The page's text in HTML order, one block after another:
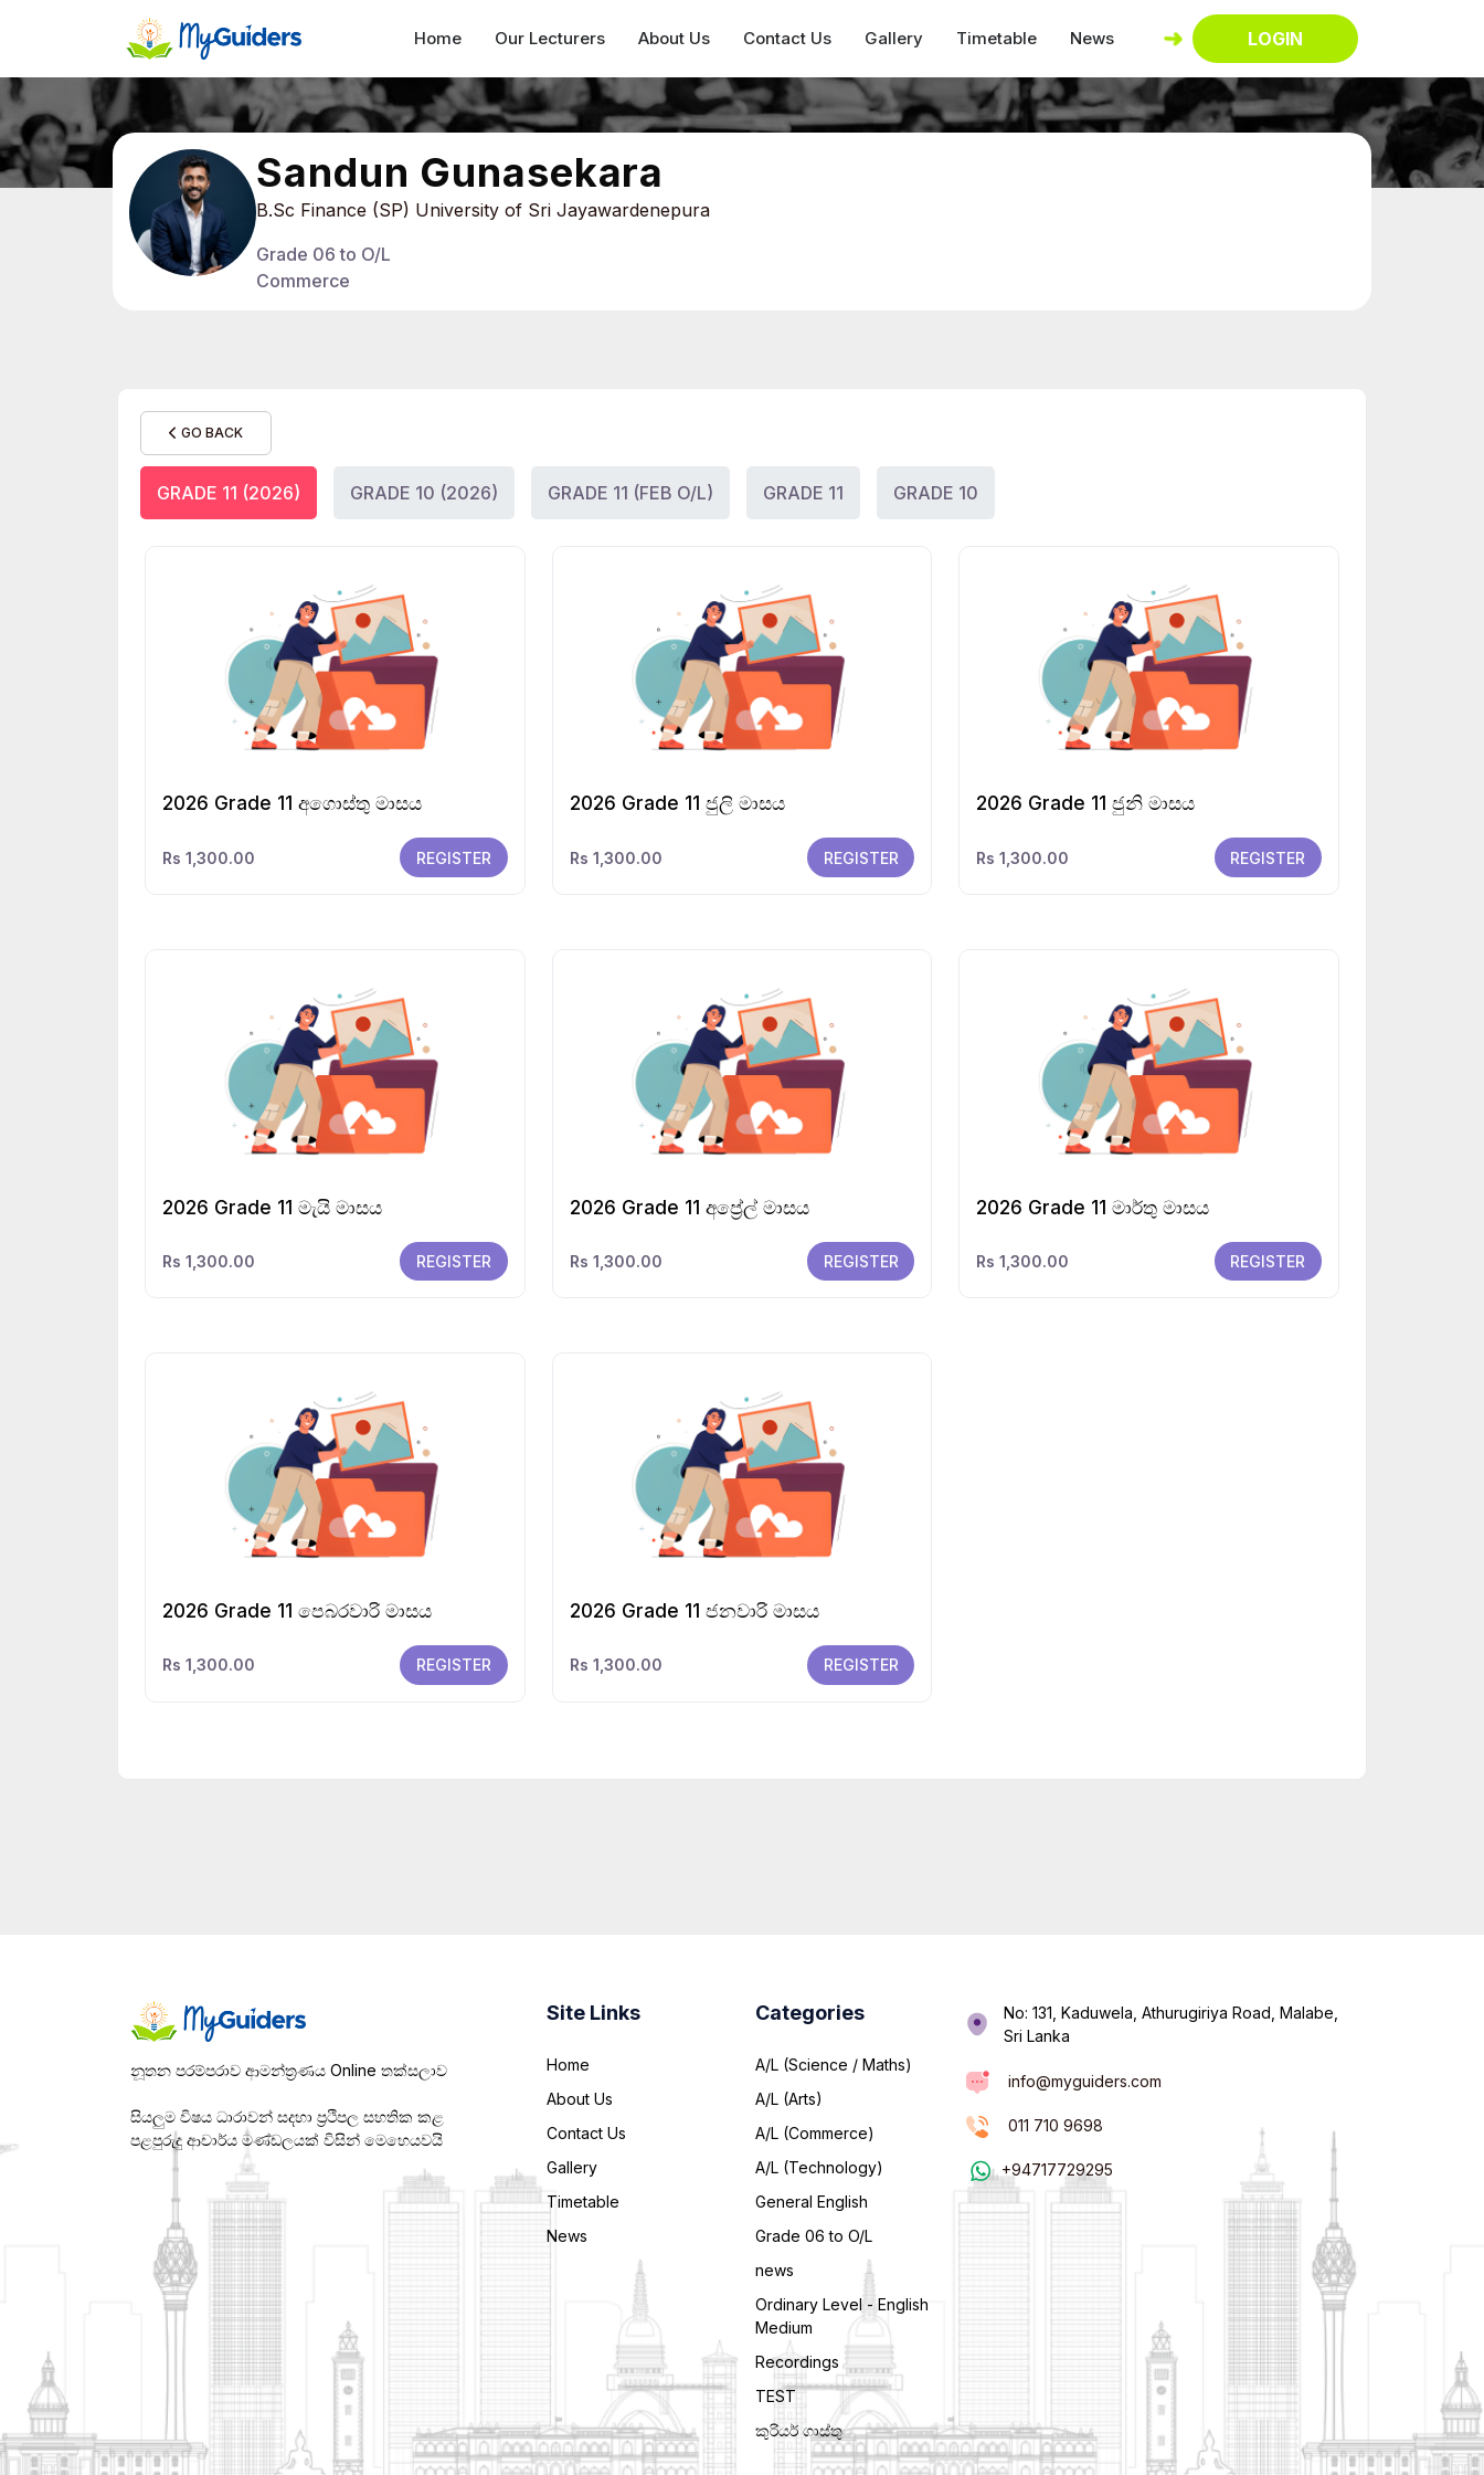
Home Our Lecturers About Us Contact Us Gallery Timetable News LOGIN
Sandun Gunasekara
B.Sc Finance (SP) University of Sri Jayawardenepura
Grade 06 to O/L
Commerce
GO BACK
GRADE 11 (2026) GRADE 10 (2026) GRADE 11 (FEB O/L) GRADE 11 GRADE 10
2026 Grade 11 අගොස්තු මාසය
Rs 1,300.00 REGISTER
2026 Grade 11 ජුලි මාසය
Rs 1,300.00 REGISTER
2026 Grade 11 ජුනි මාසය
Rs 1,300.00 REGISTER
2026 Grade 11 මැයි මාසය
Rs 1,300.00 REGISTER
2026 Grade 11 අප්‍රේල් මාසය
Rs 1,300.00 REGISTER
2026 Grade 11 මාර්තු මාසය
Rs 1,300.00 REGISTER
2026 Grade 11 පෙබරවාරි මාසය
Rs 1,300.00 REGISTER
2026 Grade 11 ජනවාරි මාසය
Rs 1,300.00 REGISTER
නූතන පරම්පරාව ආමන්ත්‍රණය Online තක්සලාව
සියලුම විෂය ධාරාවන් සදහා ප්‍රථිපල සහතික කළ
පළපුරුදු ආචාර්ය මණ්ඩලයක් විසින් මෙහෙයවයි
Site Links
Home
About Us
Contact Us
Gallery
Timetable
News
Categories
A/L (Science / Maths)
A/L (Arts)
A/L (Commerce)
A/L (Technology)
General English
Grade 06 to O/L
news
Ordinary Level - English
Medium
Recordings
TEST
කුරියර් ගාස්තු
No: 131, Kaduwela, Athurugiriya Road, Malabe,
Sri Lanka
info@myguiders.com
011 710 9698
+94717729295